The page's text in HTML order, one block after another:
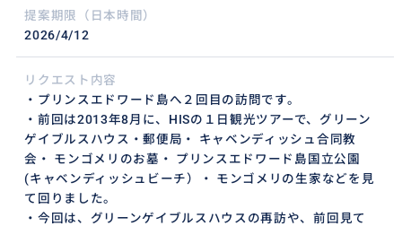
提案期限（日本時間）
2026/4/12
リクエスト内容
・プリンスエドワード島へ２回目の訪問です。
・前回は2013年8月に、HISの１日観光ツアーで、グリーン
ゲイブルスハウス・郵便局・ キャベンディッシュ合同教
会・ モンゴメリのお墓・ プリンスエドワード島国立公園
(キャベンディッシュビーチ）・ モンゴメリの生家などを見
て回りました。
・今回は、グリーンゲイブルスハウスの再訪や、前回見て